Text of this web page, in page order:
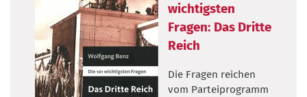
wichtigsten
Fragen: Das Dritte
Reich
Die Fragen reichen
vom Parteiprogramm